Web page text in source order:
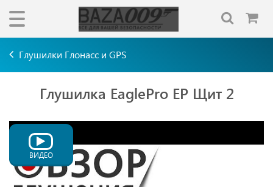
Глушилки Глонасс и GPS
Глушилка EaglePro EP Щит 2
ВИДЕО